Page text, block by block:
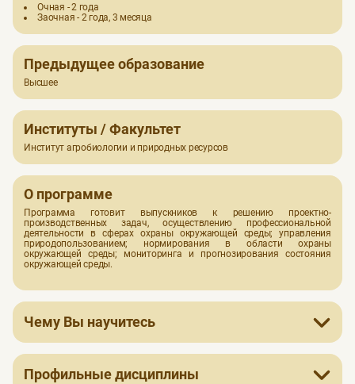
Очная - 2 года
Заочная - 2 года, 3 месяца
Предыдущее образование
Высшее
Институты / Факультет
Институт агробиологии и природных ресурсов
О программе
Программа готовит выпускников к решению проектно-
производственных задач, осуществлению профессиональной
деятельности в сферах охраны окружающей среды; управления
природопользованием; нормирования в области охраны
окружающей среды; мониторинга и прогнозирования состояния
окружающей среды.
Чему Вы научитесь
Готовим выпускников к решению природоохранного типа задач в
области экологического мониторинга
Профильные дисциплины